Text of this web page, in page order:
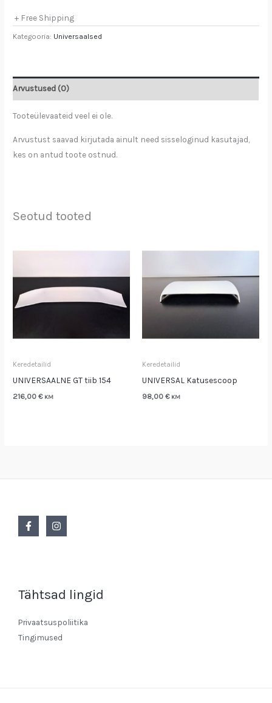
+ Free Shipping
Kategooria: Universaalsed
Arvustused (0)
Tooteülevaateid veel ei ole.
Arvustust saavad kirjutada ainult need sisseloginud kasutajad,
kes on antud toote ostnud.
Seotud tooted
Keredetailid
UNIVERSAALNE GT tiib 154
216,00€ KM
Keredetailid
UNIVERSAL Katusescoop
98,00 € KM
Tähtsad lingid
Privaatsuspoliitika
Tingimused